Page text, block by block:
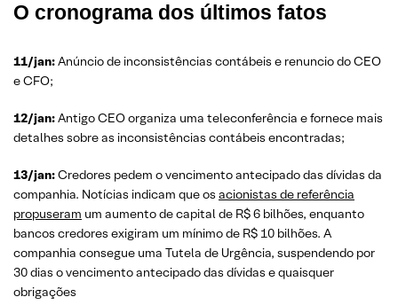
O cronograma dos últimos fatos
11/jan:Anúncio de inconsistências contábeis e renuncio do CEO
e CFO;
12/jan:Antigo CEO organiza uma teleconferência e fornece mais
detalhes sobre as inconsistências contábeis encontradas;
13/jan:Credores pedem o vencimento antecipado das dívidas da
companhia. Notícias indicam que os acionistas de referência
propuseram um aumento de capital de R$ 6 bilhões, enquanto
bancos credores exigiram um mínimo de R$ 10 bilhões. A
companhia consegue uma Tutela de Urgência, suspendendo por
30 dias o vencimento antecipado das dívidas e quaisquer
obrigações